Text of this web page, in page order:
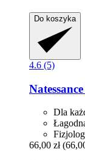
Do koszyka
4.6 (5)
Natessance
Dla
66,00 zł